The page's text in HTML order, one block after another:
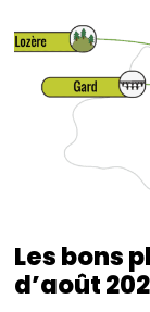
Les bons
d’août